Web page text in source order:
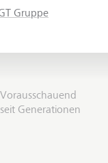
Gruppe
Vorausschauend
seit Generationen